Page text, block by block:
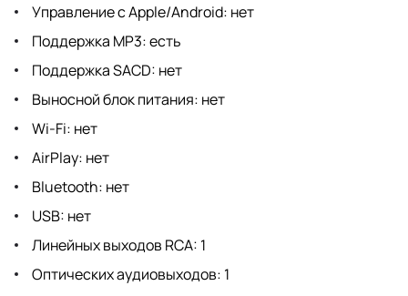
Управление с Apple/Android: нет
Поддержка MP3: есть
Поддержка SACD: нет
Выносной блок питания: нет
Wi-Fi: нет
AirPlay: нет
Bluetooth: нет
USB: нет
Линейных выходов RCA: 1
Оптических аудиовыходов: 1